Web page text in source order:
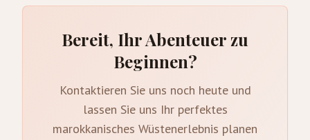
Bereit, Ihr Abenteuer zu
Beginnen?
Kontaktieren Sie uns noch heute und
lassen Sie uns Ihr perfektes
marokkanisches Wüstenerlebnis planen